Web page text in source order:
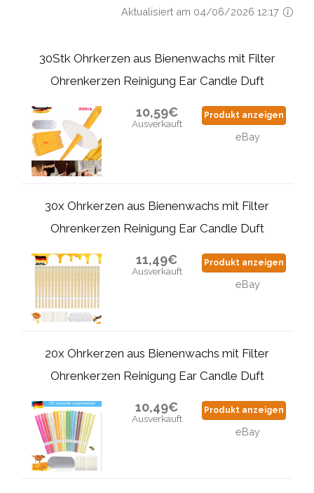
Aktualisiert am 04/06/2026 12:17
30Stk Ohrkerzen aus Bienenwachs mit Filter
Ohrenkerzen Reinigung Ear Candle Duft
10,59€
Ausverkauft
Produkt anzeigen
eBay
30x Ohrkerzen aus Bienenwachs mit Filter
Ohrenkerzen Reinigung Ear Candle Duft
11,49€
Ausverkauft
Produkt anzeigen
eBay
20x Ohrkerzen aus Bienenwachs mit Filter
Ohrenkerzen Reinigung Ear Candle Duft
10,49€
Ausverkauft
Produkt anzeigen
eBay